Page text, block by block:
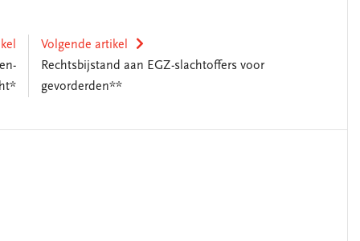
Volgende artikel
Rechtsbijstand aan EGZ-slachtoffers voor
gevorderden**